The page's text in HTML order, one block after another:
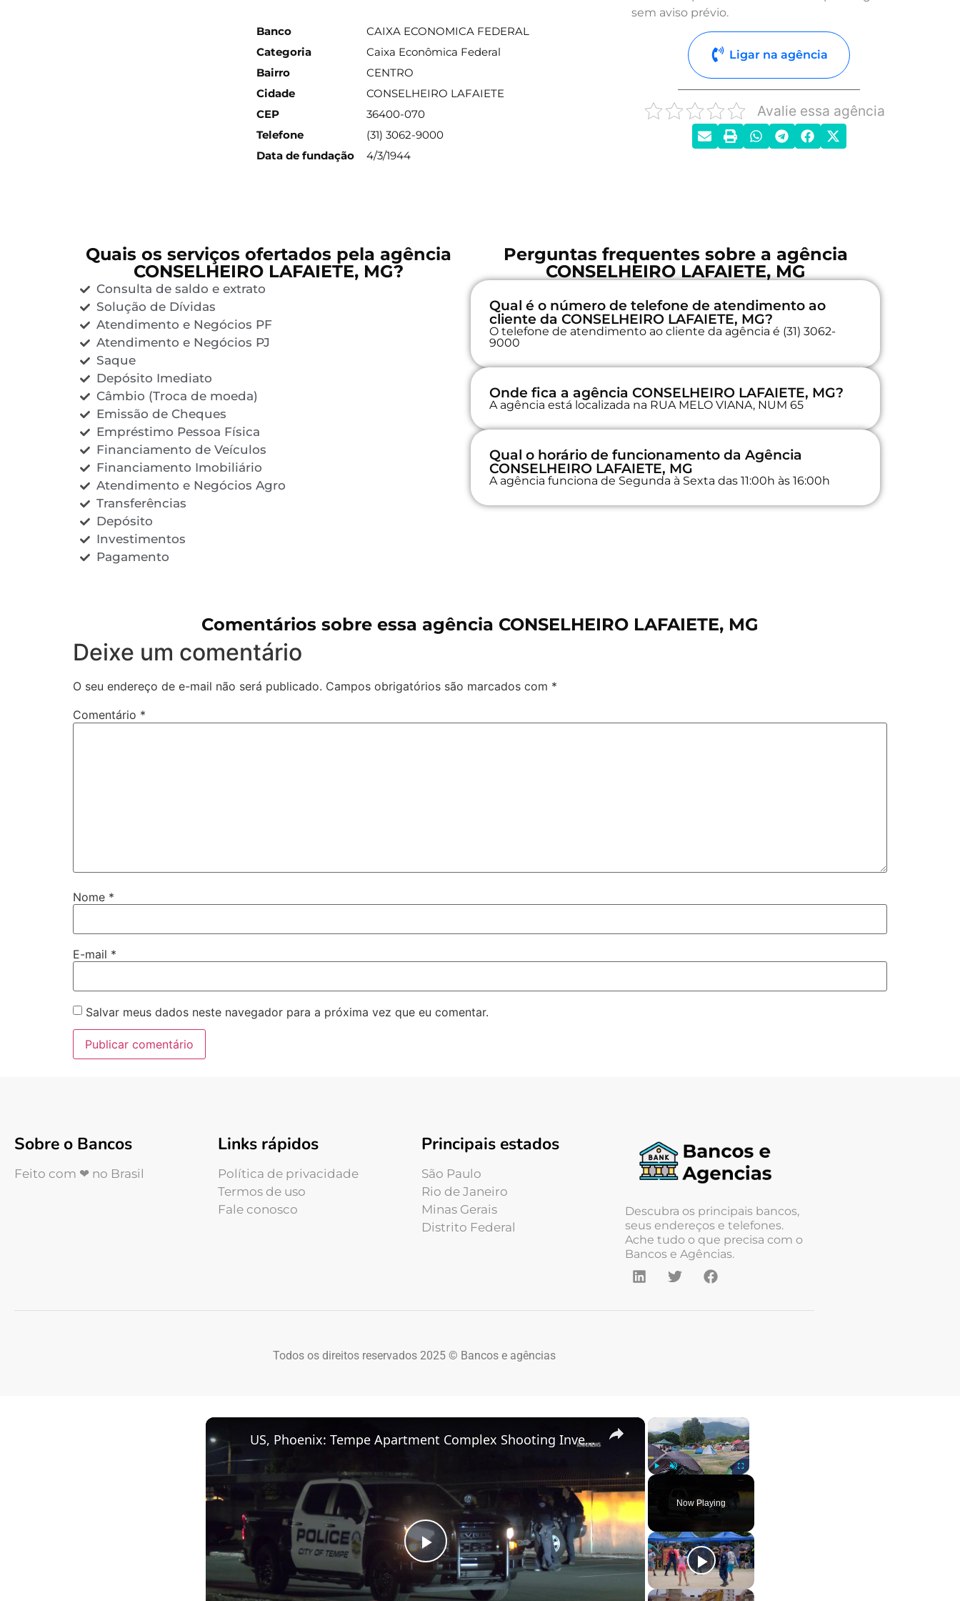
Banco
CAIXA ECONOMICA FEDERAL
Categoria
Caixa Econômica Federal
Bairro
CENTRO
Cidade
CONSELHEIRO LAFAIETE
CEP
36400-070
Telefone
(31) 3062-9000
Data de fundação
4/3/1944
sem aviso prévio.
Ligar na agência
Avalie essa agência
Quais os serviços ofertados pela agência
CONSELHEIRO LAFAIETE, MG?
Consulta de saldo e extrato
Solução de Dívidas
Atendimento e Negócios PF
Atendimento e Negócios PJ
Saque
Depósito Imediato
Câmbio (Troca de moeda)
Emissão de Cheques
Empréstimo Pessoa Física
Financiamento de Veículos
Financiamento Imobiliário
Atendimento e Negócios Agro
Transferências
Depósito
Investimentos
Pagamento
Perguntas frequentes sobre a agência
CONSELHEIRO LAFAIETE, MG
Qual é o número de telefone de atendimento ao
cliente da CONSELHEIRO LAFAIETE, MG?
O telefone de atendimento ao cliente da agência é (31) 3062-
9000
Onde fica a agência CONSELHEIRO LAFAIETE, MG?
A agência está localizada na RUA MELO VIANA, NUM 65
Qual o horário de funcionamento da Agência
CONSELHEIRO LAFAIETE, MG
A agência funciona de Segunda à Sexta das 11:00h às 16:00h
Comentários sobre essa agência CONSELHEIRO LAFAIETE, MG
Deixe um comentário
O seu endereço de e-mail não será publicado. Campos obrigatórios são marcados com *
Comentário *
Nome *
E-mail *
Salvar meus dados neste navegador para a próxima vez que eu comentar.
Sobre o Bancos
Feito com ❤ no Brasil
Links rápidos
Política de privacidade
Termos de uso
Fale conosco
Principais estados
São Paulo
Rio de Janeiro
Minas Gerais
Distrito Federal
Descubra os principais bancos,
seus endereços e telefones.
Ache tudo o que precisa com o
Bancos e Agências.
Todos os direitos reservados 2025 © Bancos e agências
×
Fullscreen
Now Playing
×
Play Video
US, Phoenix: Tempe Apartment Complex Shooting Investigation.